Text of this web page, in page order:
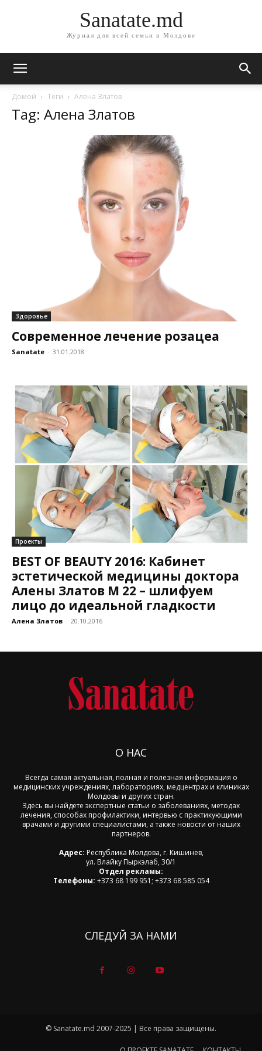
Sanatate.md
Журнал для всей семьи в Молдове
Домой Теги Алена Златов
Tag: Алена Златов
Здоровье
Современное лечение розацеа
Sanatate - 31.01.2018
Проекты
BEST OF BEAUTY 2016: Кабинет
эстетической медицины доктора
Алены Златов М 22 – шлифуем
лицо до идеальной гладкости
Алена Златов - 20.10.2016
О НАС
Всегда самая актуальная, полная и полезная информация о
медицинских учреждениях, лабораториях, медцентрах и клиниках
Молдовы и других стран.
Здесь вы найдете экспертные статьи о заболеваниях, методах
лечения, способах профилактики, интервью с практикующими
врачами и другими специалистами, а также новости от наших
партнеров.
Адрес: Республика Молдова, г. Кишинев,
ул. Влайку Пыркэлаб, 30/1
Отдел рекламы:
Телефоны: +373 68 199 951; +373 68 585 054
СЛЕДУЙ ЗА НАМИ
© Sanatate.md 2007-2025 | Все права защищены.